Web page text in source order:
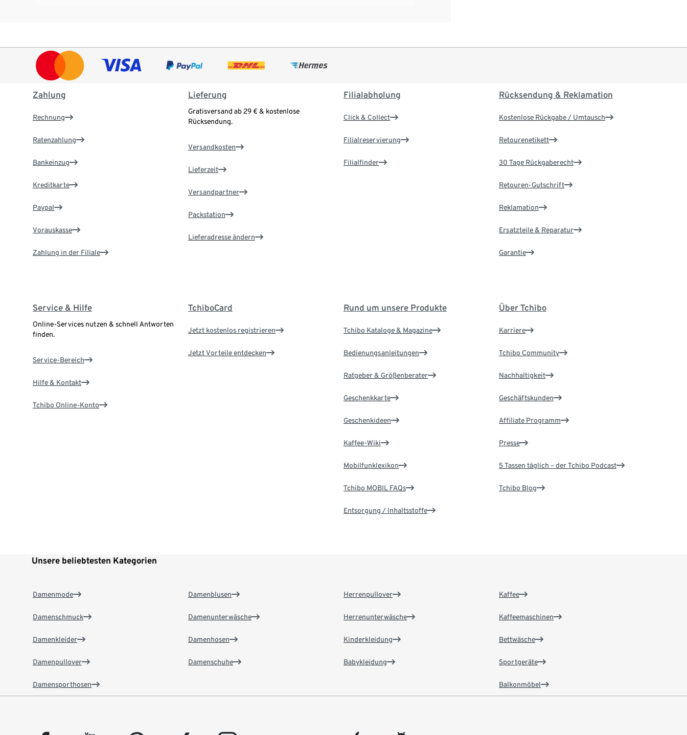
Zahlung
Rechnung
Ratenzahlung
Bankeinzug
Kreditkarte
Paypal
Vorauskasse
Zahlung in der Filiale
Lieferung
Gratisversand ab 29 € & kostenlose
Rücksendung.
Versandkosten
Lieferzeit
Versandpartner
Packstation
Lieferadresse ändern
Filialabholung
Click & Collect
Filialreservierung
Filialfinder
Rücksendung & Reklamation
Kostenlose Rückgabe / Umtausch
Retourenetikett
30 Tage Rückgaberecht
Retouren-Gutschrift
Reklamation
Ersatzteile & Reparatur
Garantie
Service & Hilfe
Online-Services nutzen & schnell Antworten
finden.
Service-Bereich
Hilfe & Kontakt
Tchibo Online-Konto
TchiboCard
Jetzt kostenlos registrieren
Jetzt Vorteile entdecken
Rund um unsere Produkte
Tchibo Kataloge & Magazine
Bedienungsanleitungen
Ratgeber & Größenberater
Geschenkkarte
Geschenkideen
Kaffee-Wiki
Mobilfunklexikon
Tchibo MOBIL FAQs
Entsorgung / Inhaltsstoffe
Über Tchibo
Karriere
Tchibo Community
Nachhaltigkeit
Geschäftskunden
Affiliate Programm
Presse
5 Tassen täglich – der Tchibo Podcast
Tchibo Blog
Unsere beliebtesten Kategorien
Damenmode
Damenschmuck
Damenkleider
Damenpullover
Damensporthosen
Damenblusen
Damenunterwäsche
Damenhosen
Damenschuhe
Herrenpullover
Herrenunterwäsche
Kinderkleidung
Babykleidung
Kaffee
Kaffeemaschinen
Bettwäsche
Sportgeräte
Balkonmöbel